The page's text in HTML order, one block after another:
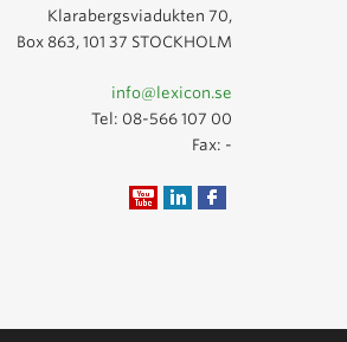
Klarabergsviadukten 70,
Box 863, 101 37 STOCKHOLM
info@lexicon.se
Tel: 08-566 107 00
Fax: -